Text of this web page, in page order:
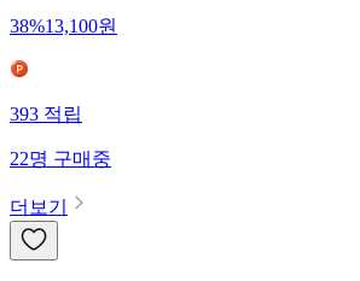
38%13,100원
393적립
22명구매중
더보기